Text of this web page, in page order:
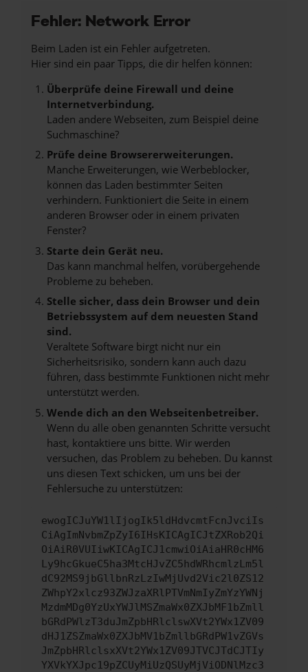
Fehler: Network Error
Beim Laden ist ein Fehler aufgetreten.
Hier sind ein paar Tipps, die dir helfen können:
Überprüfe deine Firewall und deine
Internetverbindung.
Laden andere Webseiten, zum Beispiel deine
Suchmaschine?
Prüfe deine Browsererweiterungen.
Manche Erweiterungen, wie Werbeblocker,
können das Laden bestimmter Seiten
verhindern. Funktioniert die Seite in einem
anderen Browser oder in einem privaten
Fenster?
Starte dein Gerät neu.
Das kann manchmal helfen, vorübergehende
Probleme zu beheben.
Stelle sicher, dass dein Browser und dein
Betriebssystem auf dem neuesten Stand
sind.
Veraltete Software birgt nicht nur ein
Sicherheitsrisiko, sondern kann auch dazu
führen, dass bestimmte Funktionen nicht mehr
unterstützt werden.
Wende dich an den Webseitenbetreiber.
Wenn du alle oben genannten Schritte versucht
hast, kontaktiere uns bitte. Wir werden
versuchen, das Problem zu beheben. Du kannst
uns diesen Text schicken, um uns bei der
Fehlersuche zu unterstützen:
ewogICJuYW1lIjogIk5ldHdvcmtFcnJvciIs
CiAgImNvbmZpZyI6IHsKICAgICJtZXRob2Qi
OiAiR0VUIiwKICAgICJ1cmwiOiAiaHR0cHM6
Ly9hcGkueC5ha3MtcHJvZC5hdWRhcmlzLm5l
dC92MS9jbGllbnRzLzIwMjUvd2Vic2l0ZS12
ZWhpY2xlcz93ZWJzaXRlPTVmNmIyZmYzYWNj
MzdmMDg0YzUxYWJlMSZmaWx0ZXJbMF1bZmll
bGRdPWlzT3duJmZpbHRlclswXVt2YWx1ZV09
dHJ1ZSZmaWx0ZXJbMV1bZmllbGRdPW1vZGVs
JmZpbHRlclsxXVt2YWx1ZV09JTVCJTdCJTIy
YXVkYXJpc19pZCUyMiUzQSUyMjViODNlMzc3